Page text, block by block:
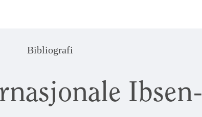
Bibliografi
Ibsen-